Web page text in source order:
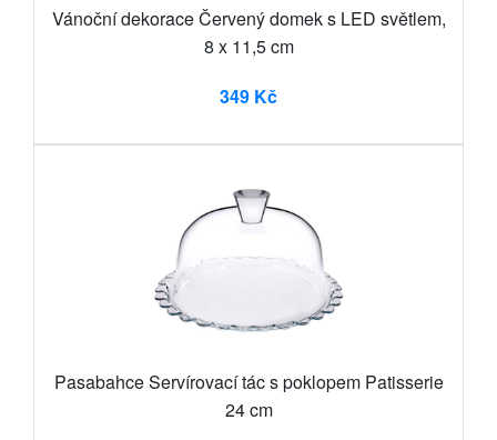
Vánoční dekorace Červený domek s LED světlem,
8 x 11,5 cm
349 Kč
Pasabahce Servírovací tác s poklopem Patisserie
24 cm